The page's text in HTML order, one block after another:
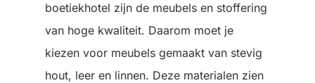
boetiekhotel zijn de meubels en stoffering
van hoge kwaliteit. Daarom moet je
kiezen voor meubels gemaakt van stevig
hout, leer en linnen. Deze materialen zien